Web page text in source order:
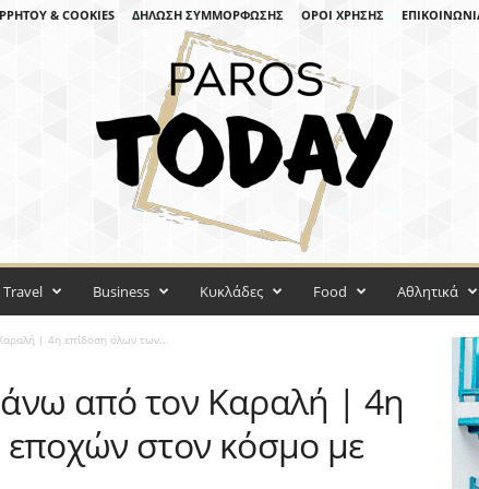
& COOKIES ΔΉΛΩΣΗ ΣΥΜΜΌΡΦΩΣΗΣ ΌΡΟΙ ΧΡΉΣΗΣ
Travel Business Κυκλάδες Food Αθλητικά
| 4η επίδοση όλων των...
από τον Καραλή | 4η
στον κόσμο με